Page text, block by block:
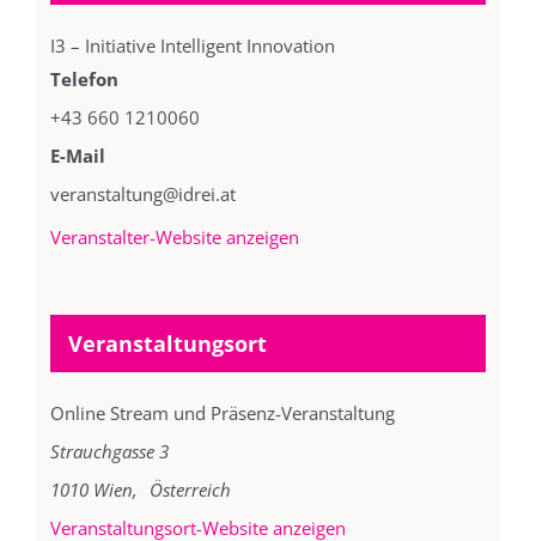
Veranstaltungsort
Online Stream und Präsenz-Veranstaltung
Strauchgasse 3
1010 Wien,
Österreich
Veranstaltungsort-Website anzeigen
I3 – Initiative Intelligent Innovation
Telefon
+43 660 1210060
E-Mail
veranstaltung@idrei.at
Veranstalter-Website anzeigen